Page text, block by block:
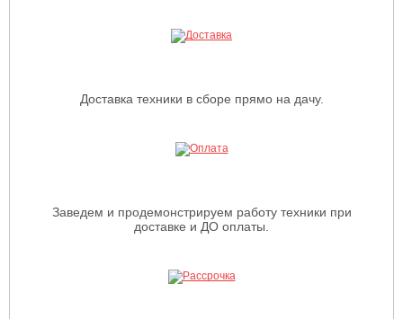
Доставка техники в сборе прямо на дачу.
Заведем и продемонстрируем работу техники при
доставке и ДО оплаты.